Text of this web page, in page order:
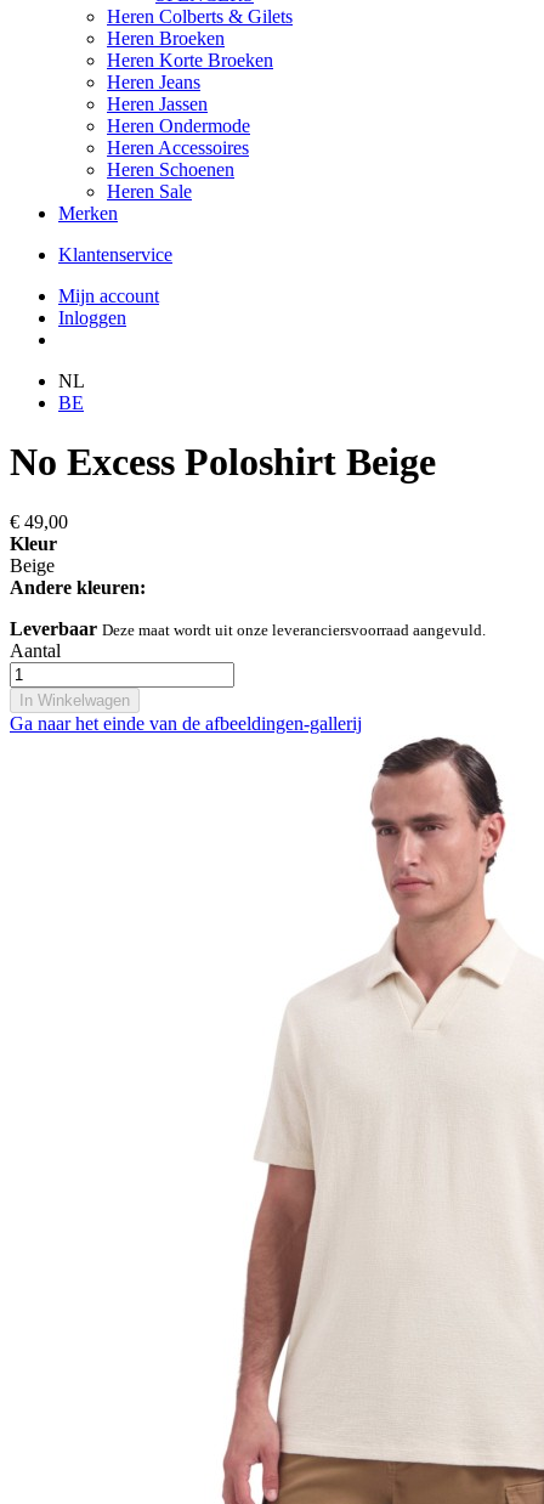
Heren Colberts & Gilets
Heren Broeken
Heren Korte Broeken
Heren Jeans
Heren Jassen
Heren Ondermode
Heren Accessoires
Heren Schoenen
Heren Sale
Merken
Klantenservice
Mijn account
Inloggen
NL
BE
No Excess Poloshirt Beige
€ 49,00
Kleur
Beige
Andere kleuren:
Leverbaar Deze maat wordt uit onze leveranciersvoorraad aangevuld.
Aantal
In Winkelwagen
Ga naar het einde van de afbeeldingen-gallerij